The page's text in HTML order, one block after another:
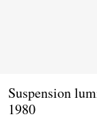
Suspension
1980